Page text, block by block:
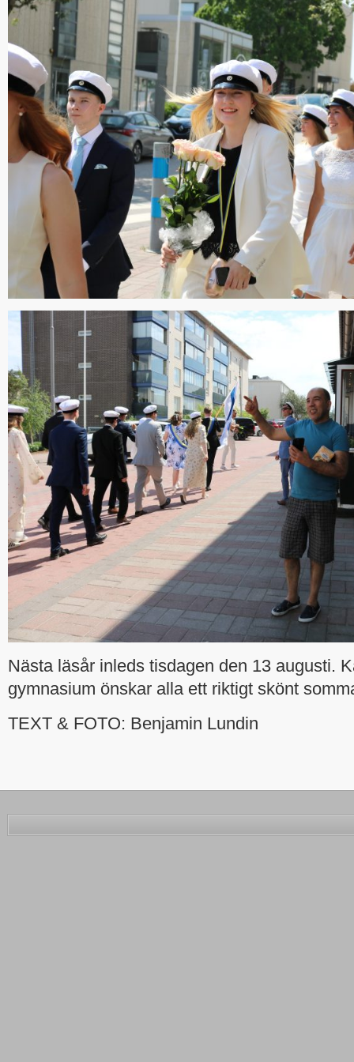
Nästa läsår inleds tisdagen den 13 augusti.
gymnasium önskar alla ett riktigt skönt
TEXT & FOTO: Benjamin Lundin